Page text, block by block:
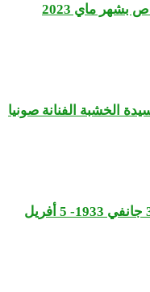
ماي 2023
الخشبة الفنانة صونيا
ذكرى رحيل الفنان سيد علي كويرات 3 جانفي 1933- 5 أفريل